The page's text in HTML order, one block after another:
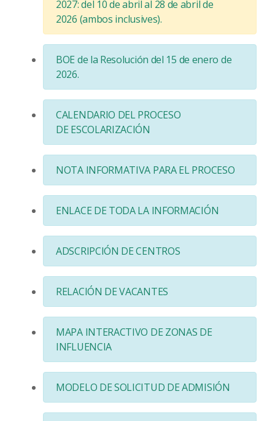
2027:del 10 de abril al 28 de abril de
2026 (ambos inclusives).
BOE de la Resolución del 15 de enero de
2026.
CALENDARIO DEL PROCESO
DE ESCOLARIZACIÓN
NOTA INFORMATIVA PARA EL PROCESO
ENLACE DE TODA LA INFORMACIÓN
ADSCRIPCIÓN DE CENTROS
RELACIÓN DE VACANTES
MAPA INTERACTIVO DE ZONAS DE
INFLUENCIA
MODELO DE SOLICITUD DE ADMISIÓN